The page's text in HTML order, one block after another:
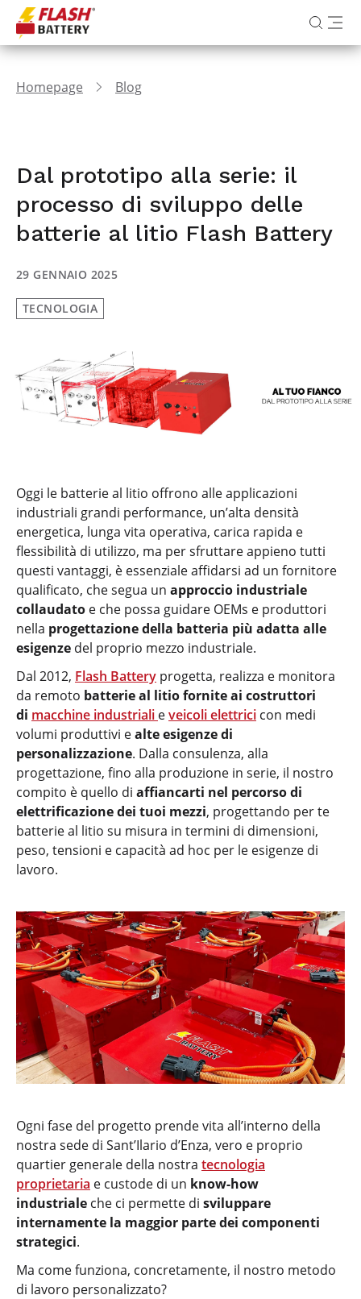
Homepage Blog
Dal prototipo alla serie: il
processo di sviluppo delle
batterie al litio Flash Battery
29 GENNAIO 2025
TECNOLOGIA
Oggi le batterie al litio offrono alle applicazioni
industriali grandi performance, un’alta densità
energetica, lunga vita operativa, carica rapida e
flessibilità di utilizzo, ma per sfruttare appieno tutti
questi vantaggi, è essenziale affidarsi ad un fornitore
qualificato, che segua un approccio industriale
collaudato e che possa guidare OEMs e produttori
nella progettazione della batteria più adatta alle
esigenze del proprio mezzo industriale.
Dal 2012, Flash Battery progetta, realizza e monitora
da remoto batterie al litio fornite ai costruttori
di macchine industriali eveicoli elettrici con medi
volumi produttivi ealte esigenze di
personalizzazione. Dalla consulenza, alla
progettazione, fino alla produzione in serie, il nostro
compito è quello di affiancarti nel percorso di
elettrificazione dei tuoi mezzi, progettando per te
batterie al litio su misura in termini di dimensioni,
peso, tensioni e capacità ad hoc per le esigenze di
lavoro.
Ogni fase del progetto prende vita all’interno della
nostra sede di Sant’Ilario d’Enza, vero e proprio
quartier generale della nostra tecnologia
proprietaria e custode di un know-how
industriale che ci permette di sviluppare
internamente la maggior parte dei componenti
strategici.
Ma come funziona, concretamente, il nostro metodo
di lavoro personalizzato?